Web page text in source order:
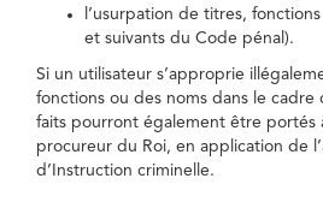
l’usurpation de titres,
et suivants du Code pénal).
Si un utilisateur s’approprie
fonctions ou des noms dans le cadre
faits pourront également être portés
procureur du Roi, en application de
d’Instruction criminelle.